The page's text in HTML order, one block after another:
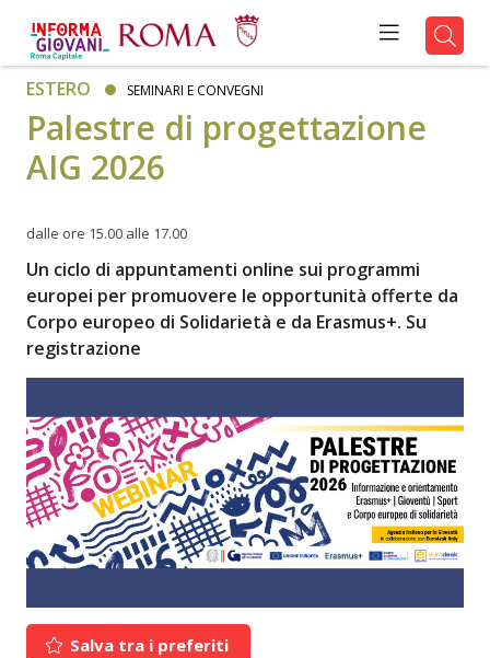
ESTERO SEMINARI E CONVEGNI
Palestre di progettazione
AIG 2026
dalle ore 15.00 alle 17.00
Un ciclo di appuntamenti online sui programmi
europei per promuovere le opportunità offerte da
Corpo europeo di Solidarietà e da Erasmus+. Su
registrazione
Salva tra i preferiti